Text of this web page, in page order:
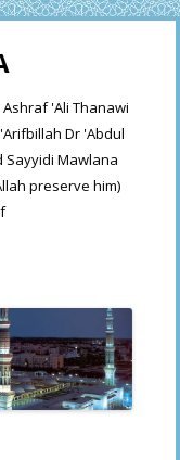
'Ali Thanawi
Dr 'Abdul
Sayyidi Mawlana
preserve him)